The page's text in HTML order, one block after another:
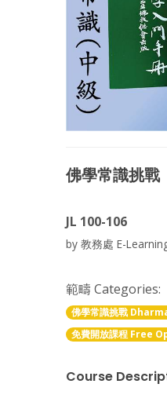
佛學常識挑戰
JL 100-106
by 教務處 E-
範疇 Categories:
佛學常識挑戰
免費開放課程 Free
Course